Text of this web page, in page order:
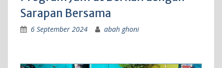
Sarapan Bersama
6 September 2024 abah ghoni